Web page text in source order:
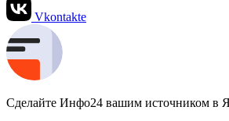
Vkontakte
Сделайте Инфо24 вашим источником в